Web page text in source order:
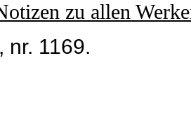
zu allen
nr. 1169.